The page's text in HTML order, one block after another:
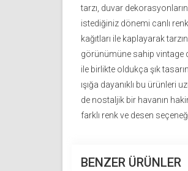
tarzı, duvar
istediğiniz dönemi canlı
kağıtları ile kaplayarak
görünümüne sahip vintage
ile birlikte oldukça şık
ışığa dayanıklı bu ürünleri
de nostaljik bir havanın
farklı renk ve desen
BENZER ÜRÜNLER